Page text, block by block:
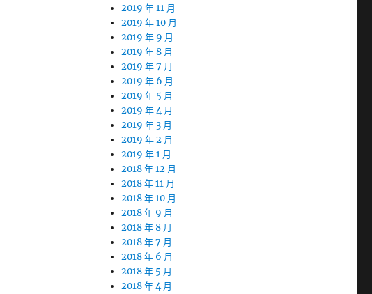
2019 年 11 月
2019 年 10 月
2019 年 9 月
2019 年 8 月
2019 年 7 月
2019 年 6 月
2019 年 5 月
2019 年 4 月
2019 年 3 月
2019 年 2 月
2019 年 1 月
2018 年 12 月
2018 年 11 月
2018 年 10 月
2018 年 9 月
2018 年 8 月
2018 年 7 月
2018 年 6 月
2018 年 5 月
2018 年 4 月